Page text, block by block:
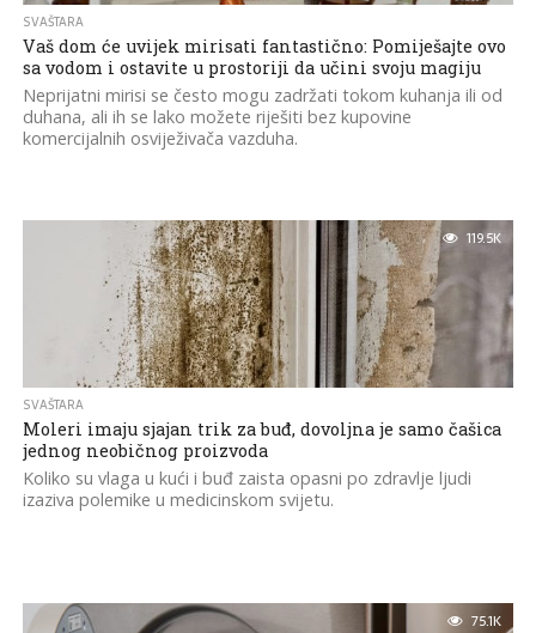
SVAŠTARA
Vaš dom će uvijek mirisati fantastično: Pomiješajte ovo
sa vodom i ostavite u prostoriji da učini svoju magiju
Neprijatni mirisi se često mogu zadržati tokom kuhanja ili od
duhana, ali ih se lako možete riješiti bez kupovine
komercijalnih osviježivača vazduha.
119.5K
SVAŠTARA
Moleri imaju sjajan trik za buđ, dovoljna je samo čašica
jednog neobičnog proizvoda
Koliko su vlaga u kući i buđ zaista opasni po zdravlje ljudi
izaziva polemike u medicinskom svijetu.
75.1K